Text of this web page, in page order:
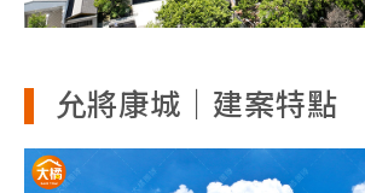
允將康城｜建案特點